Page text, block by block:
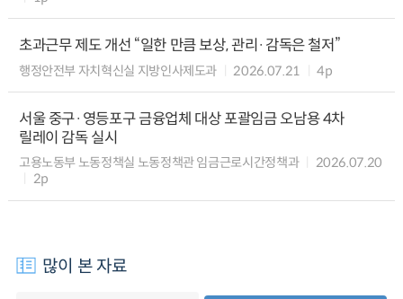
초과근무 제도 개선 “일한 만큼 보상, 관리·감독은 철저”
행정안전부 자치혁신실 지방인사제도과 2026.07.21 4p
서울 중구·영등포구 금융업체 대상 포괄임금 오남용 4차
릴레이 감독 실시
고용노동부 노동정책실 노동정책관 임금근로시간정책과
2026.07.20
2p
많이 본 자료